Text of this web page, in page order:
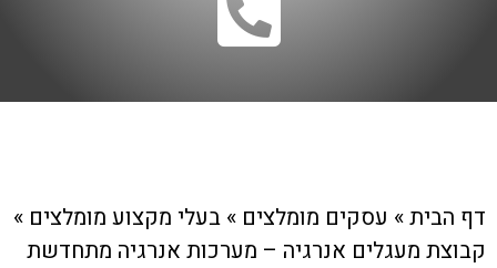
דף הבית» עסקים מומלצים » בעלי מקצוע מומלצים »
קבוצת מעגלים אנרגיה – מערכות אנרגיה מתחדשת